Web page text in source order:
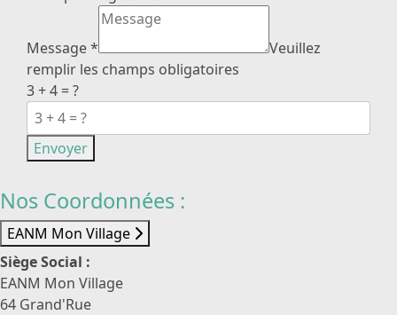
Message*
Veuillez
remplir les champs obligatoires
3 + 4 = ?
Envoyer
Nos Coordonnées :
EANM Mon Village
Siège Social :
EANM Mon Village
64 Grand'Rue